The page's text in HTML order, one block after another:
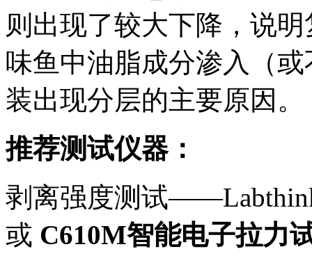
则出现了较大下降，说
味鱼中油脂成分渗入（
装出现分层的主要原因。
推荐测试仪器：
剥离强度测试
或 C610M智能电子拉力